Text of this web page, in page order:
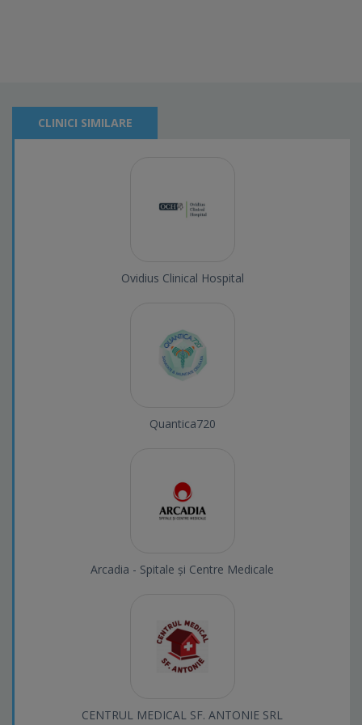
CLINICI SIMILARE
Ovidius Clinical Hospital
Quantica720
Arcadia - Spitale și Centre Medicale
CENTRUL MEDICAL SF. ANTONIE SRL